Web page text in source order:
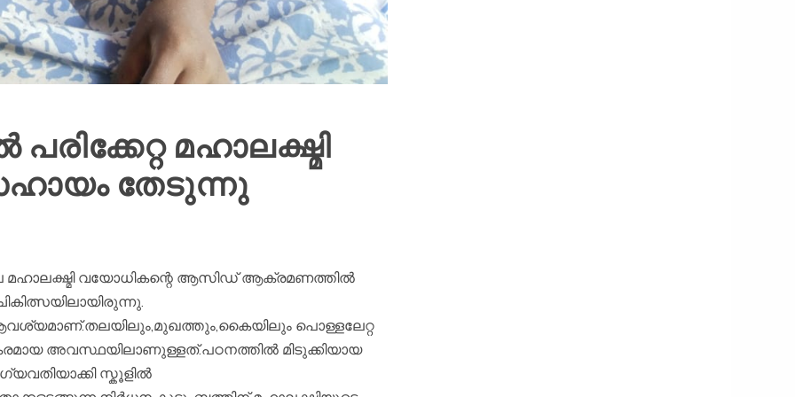
മഹാലക്ഷ്മി
തേടുന്നു
മഹാലക്ഷ്മി വയോധികന്റെ ആസിഡ് ആക്രമണത്തിൽ
പൊള്ളലേറ്റ
അവസ്ഥയിലാണുള്ളത്.പഠനത്തിൽ മിടുക്കിയായ
സ്കൂളിൽ